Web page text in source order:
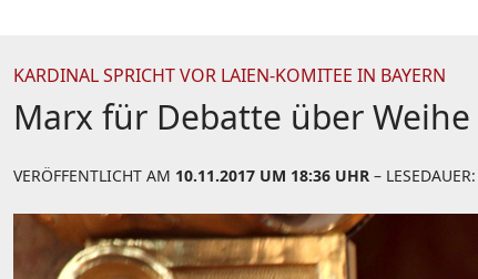
KARDINAL SPRICHT VOR LAIEN-KOMITEE IN BAYERN
Marx für Debatte über
VERÖFFENTLICHT AM 10.11.2017 UM 18:36 UHR – LESEDAUER: